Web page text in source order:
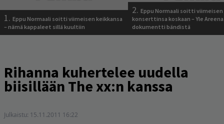
1. Eppu Normaali soitti viimeisen keikkansa
– nämä kappaleet sillä kuultiin
2. Eppu Normaali soitti viimeisen
konserttinsa koskaan – Yle
dokumentti bändistä
Rihanna kuhertelee uudella
biisillään The xx:n kanssa
Julkaistu: 15.11.2011 16:22